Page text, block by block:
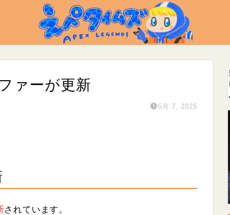
ァーが更新
5月 7, 2025
されています。